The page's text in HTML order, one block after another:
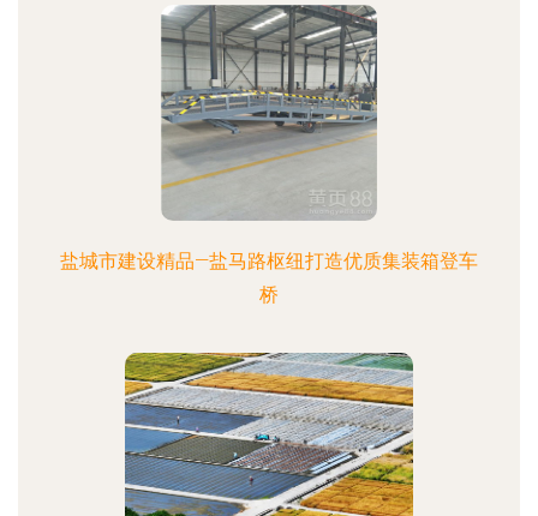
盐城市建设精品—盐马路枢纽打造优质集装箱登车
桥